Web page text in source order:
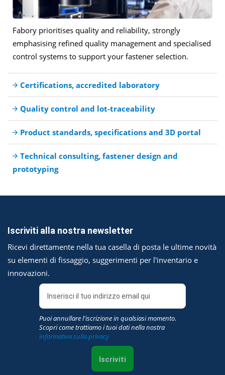
Fabory prioritises quality and reliability, strongly
emphasising refined quality management and specialised
control systems to support your fastener selection.
Certifications, accredited laboratory
Quality control and lot-traceability
Product standards, specifications and 3D portal
Technical consulting, fastener design and
prototyping
Iscriviti alla nostra newsletter
Ricevi direttamente nella tua casella di posta le ultime novità
su elementi di fissaggio, suggerimenti per l'inventario e
innovazioni.
Puoi annullare l'iscrizione in qualsiasi momento.
Scopri come trattiamo i tuoi dati nella nostra
informativa sulla privacy
Iscriviti